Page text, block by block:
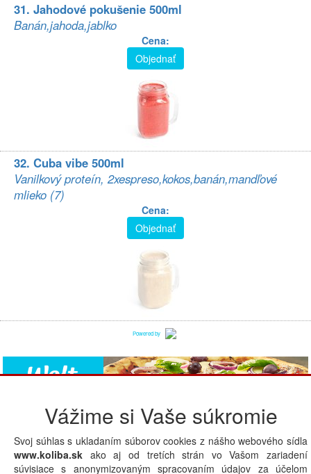
31. Jahodové pokušenie 500ml
Banán,jahoda,jablko
Cena:
Objednať
32. Cuba vibe 500ml
Vanilkový proteín, 2xespreso,kokos,banán,mandľové
mlieko (7)
Cena:
Objednať
Powered by
osobných údajov| Súbory cookies.
V prípade Vašich otázok nás prosím
kontaktujte tu .
Vážime si Vaše súkromie
Svoj súhlas s ukladaním súborov cookies z nášho webového sídla
www.koliba.sk ako aj od tretích strán vo Vašom zariadení
súvisiace s anonymizovaným spracovaním údajov za účelom